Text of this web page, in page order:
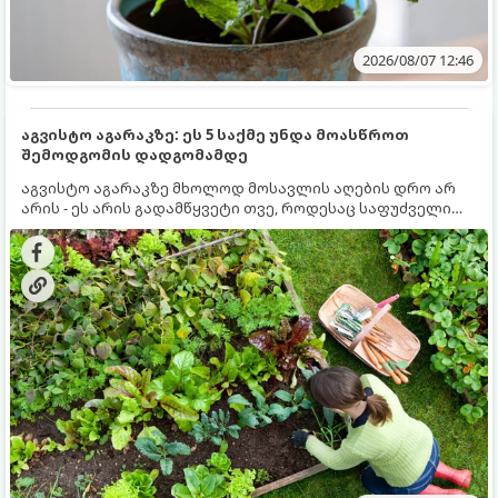
2026/08/07 12:46
აგვისტო აგარაკზე: ეს 5 საქმე უნდა მოასწროთ
შემოდგომის დადგომამდე
აგვისტო აგარაკზე მხოლოდ მოსავლის აღების დრო არ
არის - ეს არის გადამწყვეტი თვე, როდესაც საფუძველი
ეყრება მომავალი წლის მოსავალს და ბაღი მზადდება
შემოდგომა-ზამთრის სეზონისთვის. იმისათვის, რომ
ნიადაგმა ენერგია აღიდგინოს, ხოლო მცენარეებმა
ზამთარს გაუძლონ, აგვისტოს ბოლომდე 5
მნიშვნელოვანი საქმის გაკეთება უნდა მოასწროთ: